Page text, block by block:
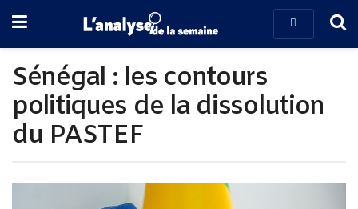
Sénégal : les contours
politiques de la dissolution
du PASTEF